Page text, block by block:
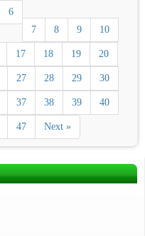
6
7
8 9 10
17 18 19 20
27 28 29 30
37 38 39 40
47 Next »